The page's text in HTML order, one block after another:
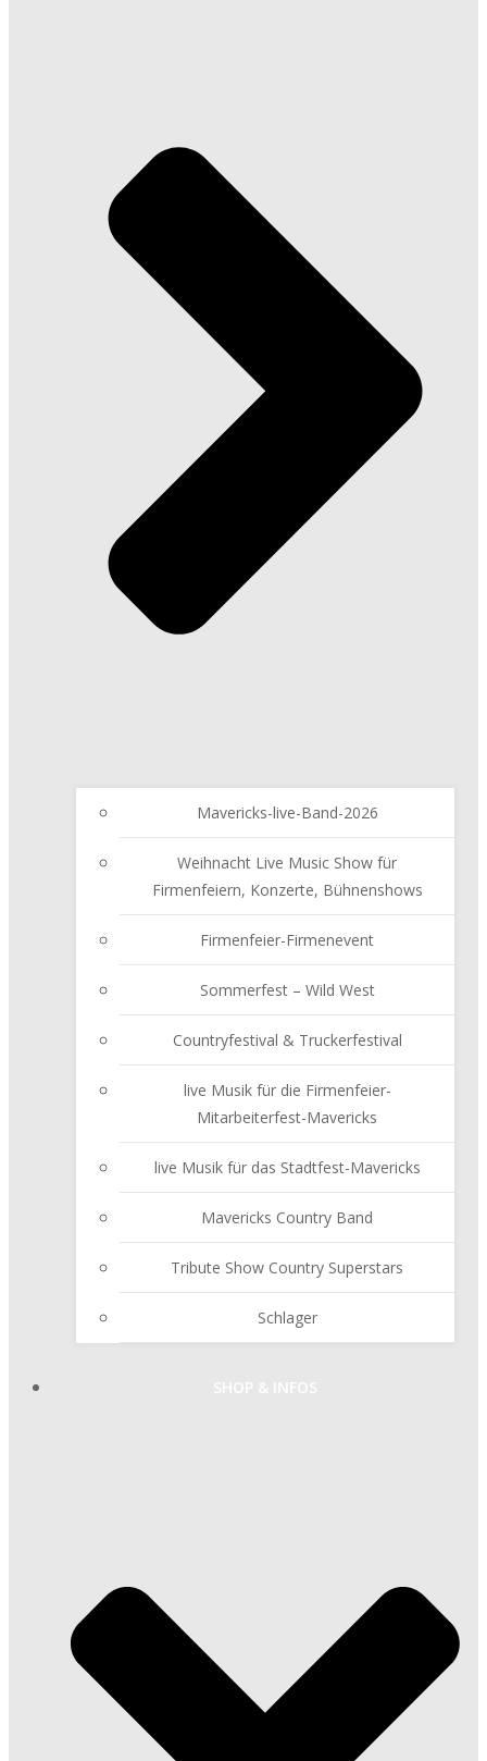
Mavericks-live-Band-2026
Weihnacht Live Music Show für
Firmenfeiern, Konzerte, Bühnenshows
Firmenfeier-Firmenevent
Sommerfest – Wild West
Countryfestival & Truckerfestival
live Musik für die Firmenfeier-
Mitarbeiterfest-Mavericks
live Musik für das Stadtfest-Mavericks
Mavericks Country Band
Tribute Show Country Superstars
Schlager